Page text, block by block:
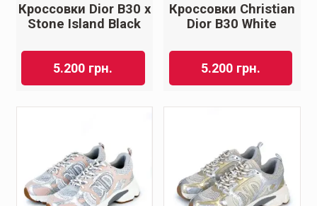
Кроссовки Dior B30 x
Stone Island Black
5.200 грн.
Кроссовки Christian
Dior B30 White
5.200 грн.